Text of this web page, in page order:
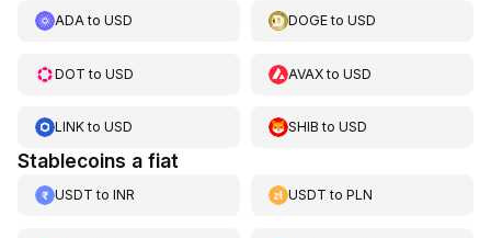
ADAto USD DOGEtoUSD
DOT to USD AVAXtoUSD
LINKto USD SHIB toUSD
Stablecoins a fiat
USDT to INR USDT toPLN